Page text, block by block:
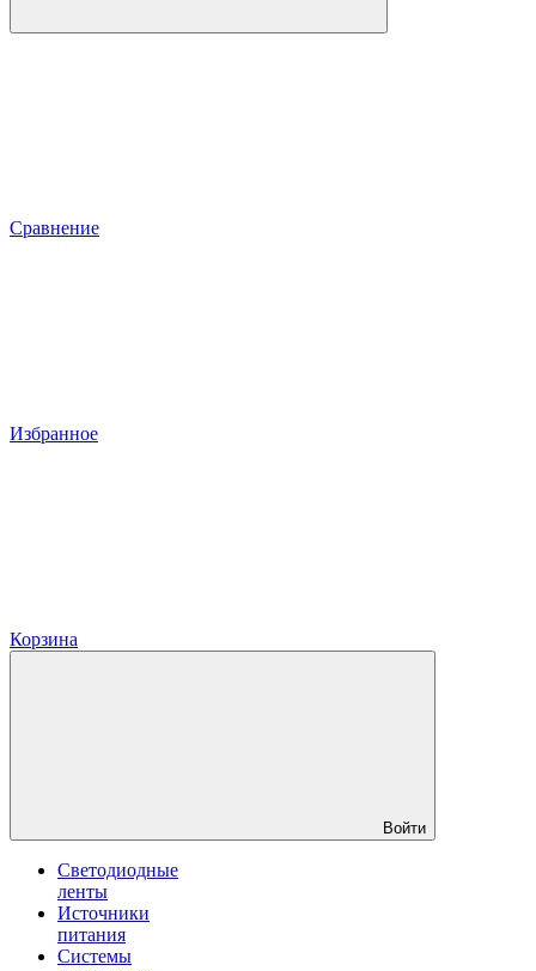
Сравнение
Избранное
Корзина
Войти
Светодиодные
ленты
Источники
питания
Системы